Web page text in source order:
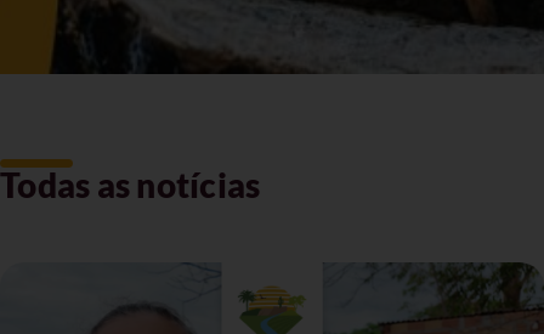
Todas as notícias